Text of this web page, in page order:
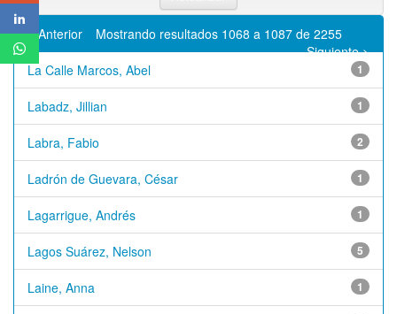
Mostrando resultados 1068 a 1087 de 2255
< Anterior
Siguiente >
La Calle Marcos, Abel
1
Labadz, Jillian 1
Labra, Fabio 2
Ladrón de Guevara, César 1
Lagarrigue, Andrés 1
Lagos Suárez, Nelson 5
Laine, Anna 1